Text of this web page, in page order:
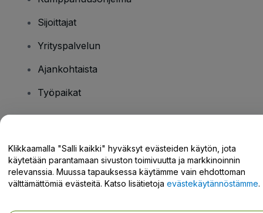
Sijoittajat
Yrityspalvelun
Ajankohtaista
Työpaikat
Tukikeskus / Ota meihin yhteyttä
Klikkaamalla "Salli kaikki" hyväksyt evästeiden käytön, jota
käytetään parantamaan sivuston toimivuutta ja markkinoinnin
relevanssia. Muussa tapauksessa käytämme vain ehdottoman
välttämättömiä evästeitä. Katso lisätietoja evästekäytännöstämme.